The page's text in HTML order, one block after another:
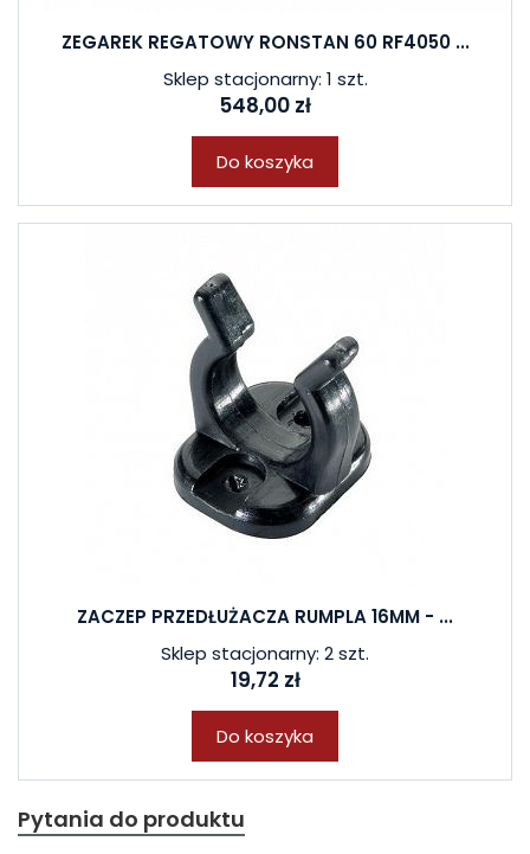
ZEGAREK REGATOWY RONSTAN 60 RF4050 ...
Sklep stacjonarny: 1 szt.
548,00 zł
Do koszyka
ZACZEP PRZEDŁUŻACZA RUMPLA 16MM - ...
Sklep stacjonarny: 2 szt.
19,72 zł
Do koszyka
Pytania do produktu